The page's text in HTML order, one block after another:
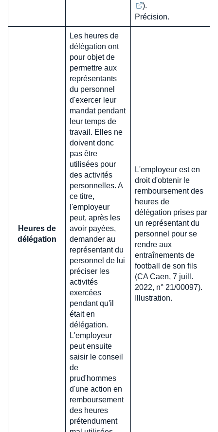
).
Précision.
Heures de
délégation
Les heures de
délégation ont
pour objet de
permettre aux
représentants
du personnel
d'exercer leur
mandat pendant
leur temps de
travail. Elles ne
doivent donc
pas être
utilisées pour
des activités
personnelles. A
ce titre,
l'employeur
peut, après les
avoir payées,
demander au
représentant du
personnel de lui
préciser les
activités
exercées
pendant qu'il
était en
délégation.
L'employeur
peut ensuite
saisir le conseil
de
prud'hommes
d'une action en
remboursement
des heures
prétendument
L'employeur est en
droit d'obtenir le
remboursement des
heures de
délégation prises par
un représentant du
personnel pour se
rendre aux
entraînements de
football de son fils
(CA Caen, 7 juill.
2022, n° 21/00097).
Illustration.